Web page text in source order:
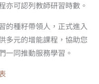
亦可認列教師研習時數。
的種籽帶領人，正式進入
多元的增能課程，協助您
一同推動服務學習。